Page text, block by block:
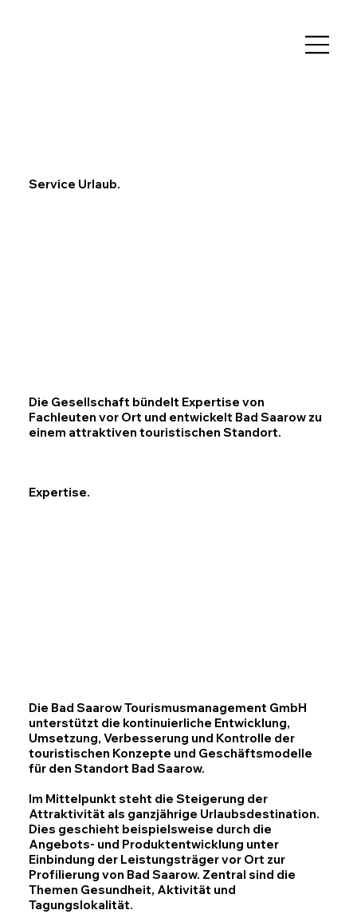
Service Urlaub.
Die Gesellschaft bündelt Expertise von
Fachleuten vor Ort und entwickelt Bad Saarow zu
einem attraktiven touristischen Standort.
Expertise.
Die Bad Saarow Tourismusmanagement GmbH
unterstützt die kontinuierliche Entwicklung,
Umsetzung, Verbesserung und Kontrolle der
touristischen Konzepte und Geschäftsmodelle
für den Standort Bad Saarow.
Im Mittelpunkt steht die Steigerung der
Attraktivität als ganzjährige Urlaubsdestination.
Dies geschieht beispielsweise durch die
Angebots- und Produktentwicklung unter
Einbindung der Leistungsträger vor Ort zur
Profilierung von Bad Saarow. Zentral sind die
Themen Gesundheit, Aktivität und
Tagungslokalität.